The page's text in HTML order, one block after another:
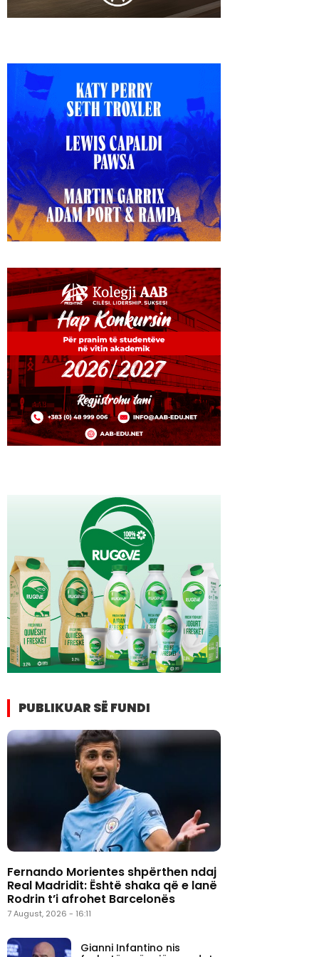
PUBLIKUAR SË FUNDI
Fernando Morientes shpërthen ndaj
Real Madridit: Është shaka që e lanë
Rodrin t’i afrohet Barcelonës
7 August, 2026 - 16:11
Gianni Infantino nis